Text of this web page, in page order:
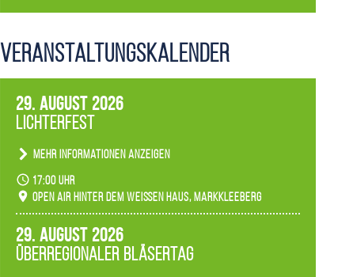
Veranstaltungs­kalender
29. August 2026
Lichterfest
Mehr Informationen anzeigen
Becherlichter, Fackeln und Lichtinstallationen
verwandeln den agra-Park in einen farbigen
Märchenwald, der bei jedem Rundgang einen
Ambiente gibt es ein leuchtendes Konzert
unserer Fachbereiche.
17:00 Uhr
Open Air hinter dem weißen Haus, Markkleeberg
29. August 2026
Überregionaler Bläsertag